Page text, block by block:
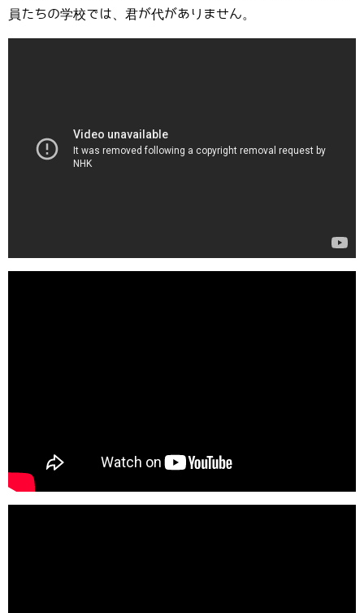
員たちの学校では、君が代がありません。